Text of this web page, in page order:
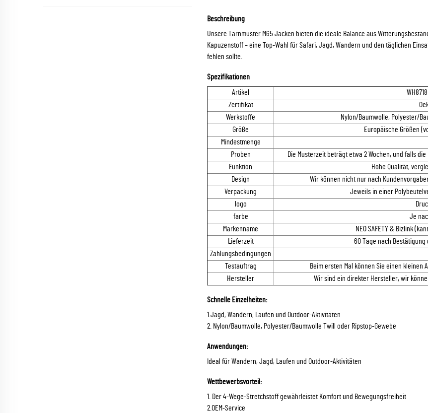
Beschreibung
Unsere Tarnmuster M65 Jacken bieten die ideale Balance aus
Kapuzenstoff – eine Top-Wahl für Safari, Jagd, Wandern und den täglichen
fehlen sollte.
Spezifikationen
Artikel
Zertifikat
Werkstoffe
Nylon/Baumwolle, Polyester/
Größe
Europäische Größen
Mindestmenge
Proben
Die Musterzeit beträgt etwa 2 Wochen, und falls
Funktion
Hohe Qualität,
Design
Wir können nicht nur nach
Verpackung
Jeweils in einer
logo
farbe
Je
Markenname
NEO SAFETY & Bizlink
Lieferzeit
60 Tage nach Bestätigung
Zahlungsbedingungen
Testauftrag
Beim ersten Mal können Sie einen
Hersteller
Wir sind ein direkter Hersteller, wir
Schnelle Einzelheiten:
1.Jagd, Wandern, Laufen und Outdoor-Aktivitäten
2. Nylon/Baumwolle, Polyester/Baumwolle Twill oder Ripstop-Gewebe
Anwendungen:
Ideal für Wandern, Jagd, Laufen und Outdoor-Aktivitäten
Wettbewerbsvorteil:
1. Der 4-Wege-Stretchstoff gewährleistet Komfort und Bewegungsfreiheit
2.OEM-Service